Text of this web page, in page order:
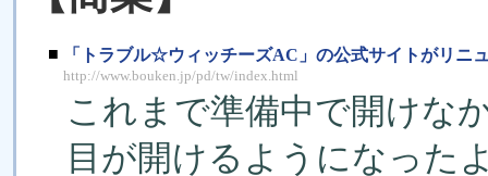
■ 「トラブル☆ウィッチーズAC」の公式サイトがリニ
http://www.bouken.jp/pd/tw/index.html
これまで準備中で開けな
目が開けるようになった